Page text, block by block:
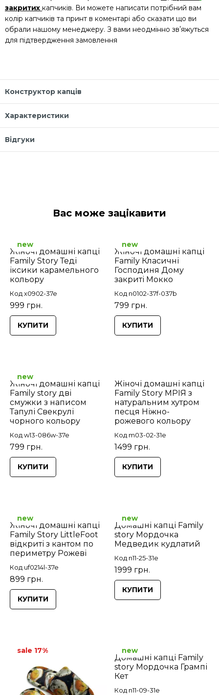
закритих капчиків. Ви можете написати потрібний вам
колір капчиків та принт в коментарі або сказати що ви
обрали нашому менеджеру. З вами неодмінно звʼяжуться
для підтвердження замовлення
Конструктор капців
Характеристики
Відгуки
Вас може зацікавити
Жіночі домашні капці
Family Story Теді
іксики карамельного
кольору
Код x0902-37e
999 грн.
new
КУПИТИ
Жіночі домашні капці
Family Класичні
Господиня Дому
закриті Мокко
Код n0102-37f-037b
799 грн.
new
КУПИТИ
Жіночі домашні капці
Family story дві
смужки з написом
Тапулі Свекрулі
чорного кольору
Код w13-086w-37e
799 грн.
new
КУПИТИ
Жіночі домашні капці
Family Story МРІЯ з
натуральним хутром
песця Ніжно-
рожевого кольору
Код m03-02-31e
1499 грн.
КУПИТИ
Жіночі домашні капці
Family Story LittleFoot
відкриті з кантом по
периметру Рожеві
Код uf0214l-37e
899 грн.
new
КУПИТИ
Домашні капці Family
story Мордочка
Медведик кудлатий
Код n11-25-31e
1999 грн.
new
КУПИТИ
sale 17%
Домашні капці Family
story Мордочка Грампі
Кет
Код n11-09-31e
new